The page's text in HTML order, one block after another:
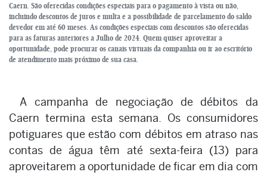
Caern. São oferecidas condições especiais para o pagamento à vista ou não,
incluindo descontos de juros e multa e a possibilidade de parcelamento do saldo
devedor em até 60 meses. As condições especiais com descontos são oferecidas
para as faturas anteriores a Julho de 2024. Quem quiser aproveitar a
oportunidade, pode procurar os canais virtuais da companhia ou ir ao escritório
de atendimento mais próximo de sua casa.
A campanha de negociação de débitos da
Caern termina esta semana. Os consumidores
potiguares que estão com débitos em atraso nas
contas de água têm até sexta-feira (13) para
aproveitarem a oportunidade de ficar em dia com